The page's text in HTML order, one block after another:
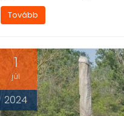
Tovább
1
júl
2024